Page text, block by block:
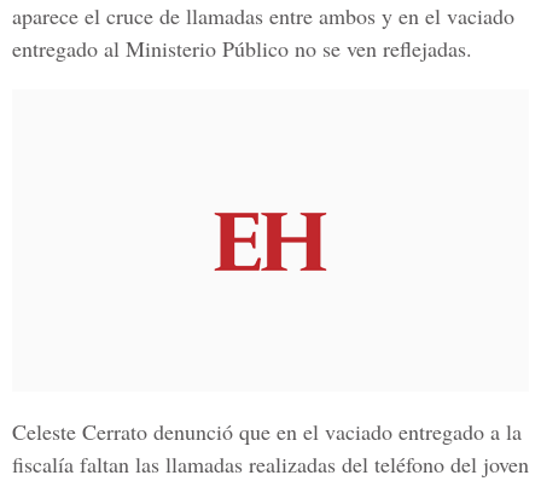
aparece el cruce de llamadas entre ambos y en el vaciado
entregado al Ministerio Público no se ven reflejadas.
Celeste Cerrato denunció que en el vaciado entregado a la
fiscalía faltan las llamadas realizadas del teléfono del joven